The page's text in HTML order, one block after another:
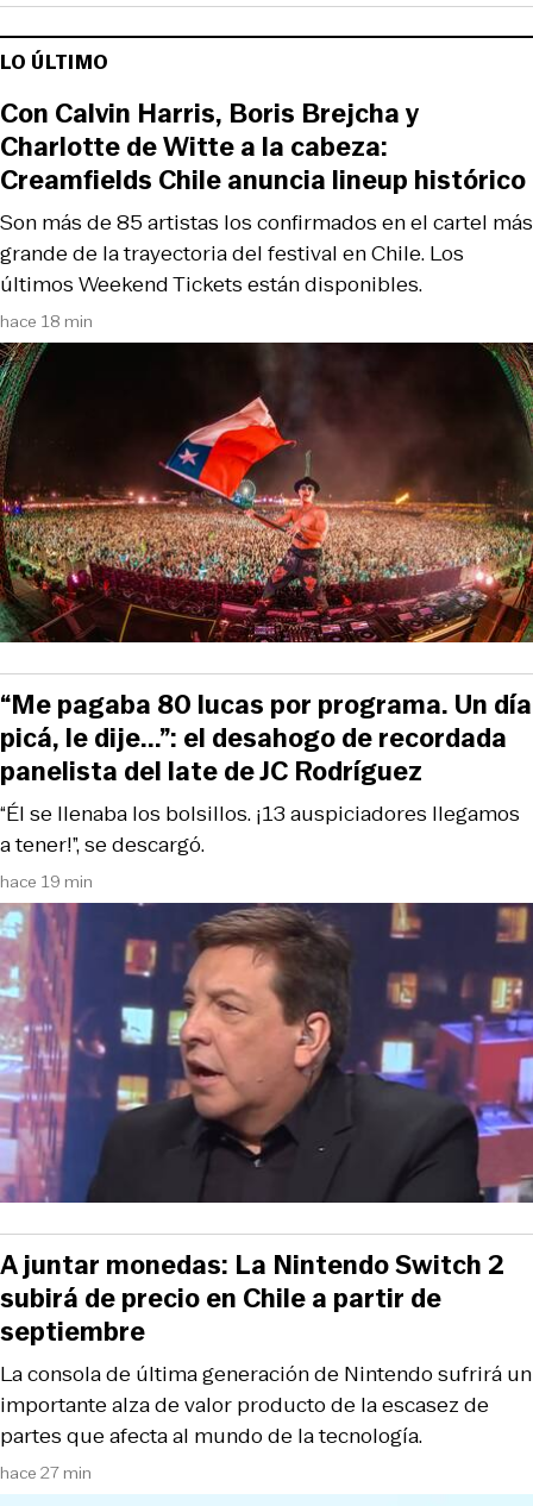
LO ÚLTIMO
hace 18 min
Son más de 85 artistas los confirmados en el cartel más
grande de la trayectoria del festival en Chile. Los
últimos Weekend Tickets están disponibles.
Con Calvin Harris, Boris Brejcha y
Charlotte de Witte a la cabeza:
Creamfields Chile anuncia lineup histórico
hace 19 min
“Él se llenaba los bolsillos. ¡13 auspiciadores llegamos
a tener!”, se descargó.
“Me pagaba 80 lucas por programa. Un día
picá, le dije...”: el desahogo de recordada
panelista del late de JC Rodríguez
hace 27 min
La consola de última generación de Nintendo sufrirá un
importante alza de valor producto de la escasez de
partes que afecta al mundo de la tecnología.
A juntar monedas: La Nintendo Switch 2
subirá de precio en Chile a partir de
septiembre